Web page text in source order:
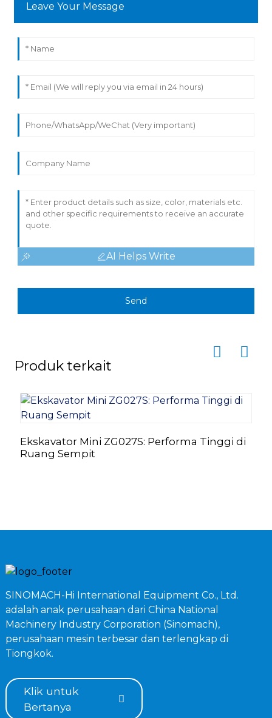
Leave Your Message
AI Helps Write
Send
Produk terkait
Ekskavator Mini ZG027S: Performa Tinggi di
Ruang Sempit
SINOMACH-Hi International Equipment Co., Ltd.
adalah anak perusahaan dari China National
Machinery Industry Corporation (Sinomach),
perusahaan mesin terbesar dan terlengkap di
Tiongkok.
Klik untuk
Bertanya